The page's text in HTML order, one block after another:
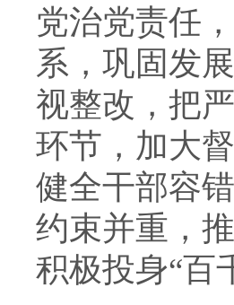
党治党责任
系，巩固发
视整改，把
环节，加大
健全干部容
约束并重，
积极投身“百